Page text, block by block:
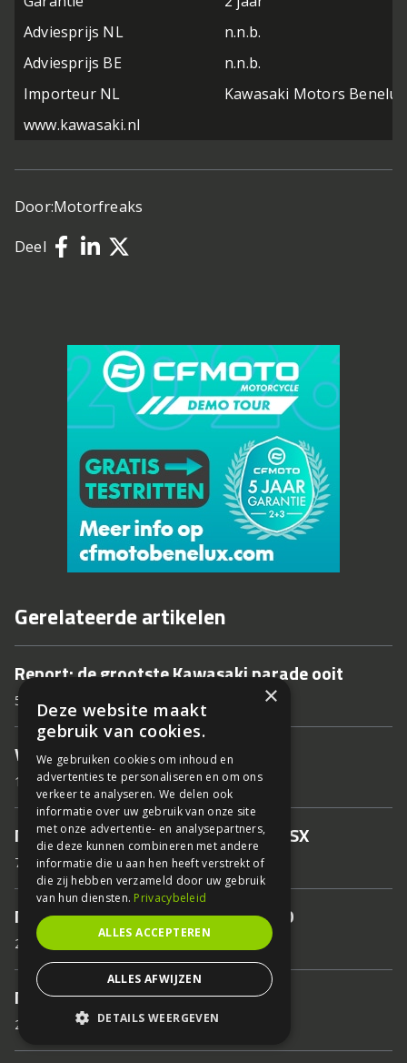
Adviesprijs NL
n.n.b.
Adviesprijs BE
n.n.b.
Importeur NL
Kawasaki Motors Benelux
www.kawasaki.nl
Door:Motorfreaks
Deel
Gerelateerde artikelen
Report: de grootste Kawasaki parade ooit
5 juni 2019
Verslag Kawasaki Riding Course
10 augustus 2018
Nader bekeken: Kawasaki Ninja H2 SX
7 november 2017
Nader bekeken: Kawasaki Ninja 400
25 oktober 2017
Nader bekeken: Kawasaki Z900RS
25 oktober 2017
×
Deze website maakt
gebruik van cookies.
We gebruiken cookies om inhoud en
advertenties te personaliseren en om ons
verkeer te analyseren. We delen ook
informatie over uw gebruik van onze site
met onze advertentie- en analysepartners,
die deze kunnen combineren met andere
informatie die u aan hen heeft verstrekt of
die zij hebben verzameld door uw gebruik
van hun diensten. Privacybeleid
ALLES ACCEPTEREN
ALLES AFWIJZEN
DETAILS WEERGEVEN
STRIKT NOODZAKELIJK